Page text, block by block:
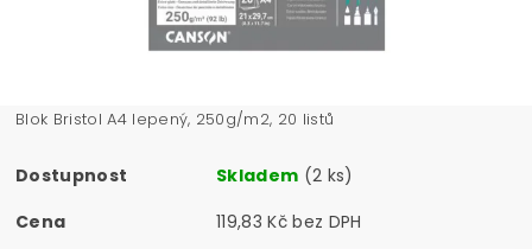
Blok Bristol A4 lepený, 250g/m2, 20 listů
Dostupnost Skladem (2 ks)
Cena
119,83 Kč bez DPH